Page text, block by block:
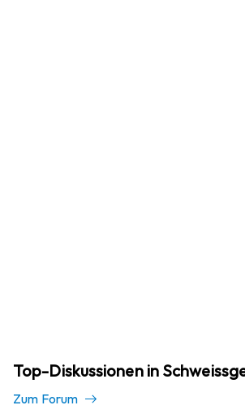
Top-Diskussionen in
Zum Forum